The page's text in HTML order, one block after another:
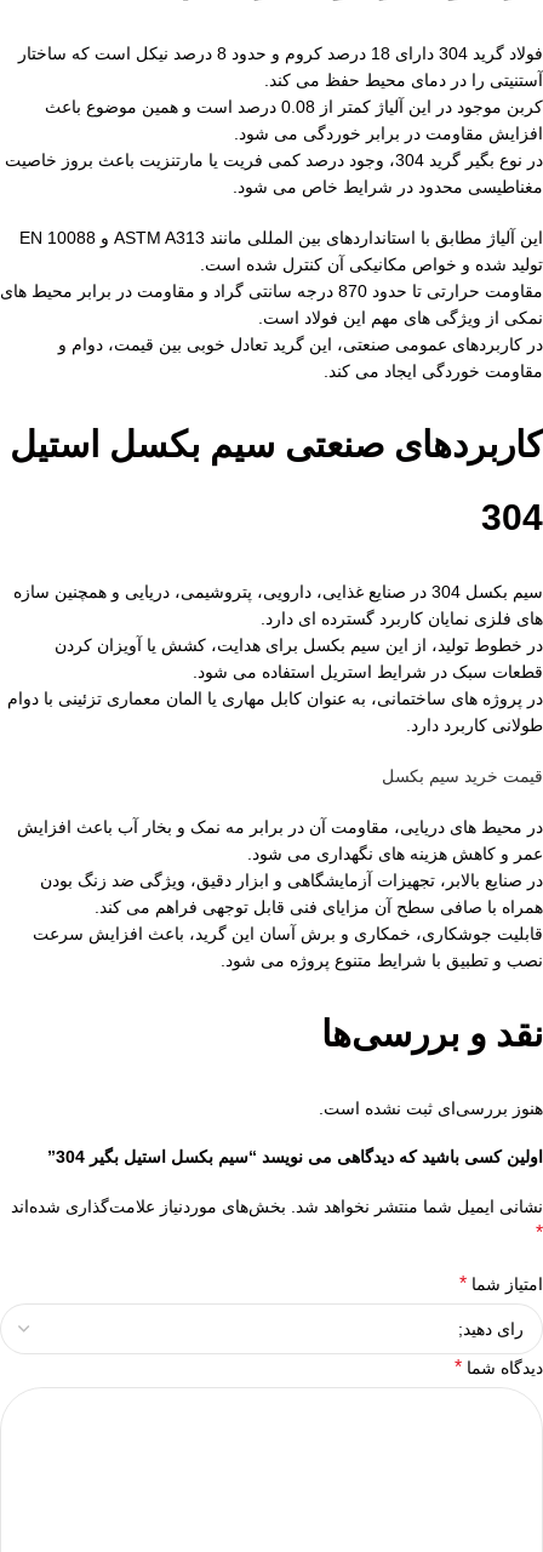
فولاد گرید 304 دارای 18 درصد کروم و حدود 8 درصد نیکل است که ساختار
آستنیتی را در دمای محیط حفظ می کند.
کربن موجود در این آلیاژ کمتر از 0.08 درصد است و همین موضوع باعث
افزایش مقاومت در برابر خوردگی می شود.
در نوع بگیر گرید 304، وجود درصد کمی فریت یا مارتنزیت باعث بروز خاصیت
مغناطیسی محدود در شرایط خاص می شود.
این آلیاژ مطابق با استانداردهای بین المللی مانند ASTM A313 و EN 10088
تولید شده و خواص مکانیکی آن کنترل شده است.
مقاومت حرارتی تا حدود 870 درجه سانتی گراد و مقاومت در برابر محیط های
نمکی از ویژگی های مهم این فولاد است.
در کاربردهای عمومی صنعتی، این گرید تعادل خوبی بین قیمت، دوام و
مقاومت خوردگی ایجاد می کند.
کاربردهای صنعتی سیم بکسل استیل
304
سیم بکسل 304 در صنایع غذایی، دارویی، پتروشیمی، دریایی و همچنین سازه
های فلزی نمایان کاربرد گسترده ای دارد.
در خطوط تولید، از این سیم بکسل برای هدایت، کشش یا آویزان کردن
قطعات سبک در شرایط استریل استفاده می شود.
در پروژه های ساختمانی، به عنوان کابل مهاری یا المان معماری تزئینی با دوام
طولانی کاربرد دارد.
قیمت خرید سیم بکسل
در محیط های دریایی، مقاومت آن در برابر مه نمک و بخار آب باعث افزایش
عمر و کاهش هزینه های نگهداری می شود.
در صنایع بالابر، تجهیزات آزمایشگاهی و ابزار دقیق، ویژگی ضد زنگ بودن
همراه با صافی سطح آن مزایای فنی قابل توجهی فراهم می کند.
قابلیت جوشکاری، خمکاری و برش آسان این گرید، باعث افزایش سرعت
نصب و تطبیق با شرایط متنوع پروژه می شود.
نقد و بررسی‌ها
هنوز بررسی‌ای ثبت نشده است.
اولین کسی باشید که دیدگاهی می نویسد “سیم بکسل استیل بگیر 304”
نشانی ایمیل شما منتشر نخواهد شد. بخش‌های موردنیاز علامت‌گذاری شده‌اند
*
امتیاز شما *
دیدگاه شما *